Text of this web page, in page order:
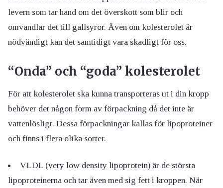
levern som tar hand om det överskott som blir och
omvandlar det till gallsyror. Även om kolesterolet är
nödvändigt kan det samtidigt vara skadligt för oss.
“Onda” och “goda” kolesterolet
För att kolesterolet ska kunna transporteras ut i din kropp
behöver det någon form av förpackning då det inte är
vattenlösligt. Dessa förpackningar kallas för lipoproteiner
och finns i flera olika sorter.
VLDL (very low density lipoprotein) är de största
lipoproteinerna och tar även med sig fett i kroppen. När